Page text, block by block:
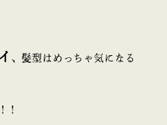
、髪型はめっちゃ気になる
！